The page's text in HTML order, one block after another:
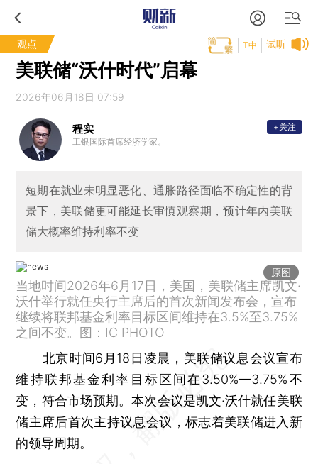
观点 试听
T中
美联储“沃什时代”启幕
2026年06月18日 07:59
程实
工银国际首席经济学家。
+关注
短期在就业未明显恶化、通胀路径面临不确定性的背
景下，美联储更可能延长审慎观察期，预计年内美联
储大概率维持利率不变
原图
当地时间2026年6月17日，美国，美联储主席凯文·
沃什举行就任央行主席后的首次新闻发布会，宣布
继续将联邦基金利率目标区间维持在3.5%至3.75%
之间不变。图：IC PHOTO
北京时间6月18日凌晨，美联储议息会议宣布
维持联邦基金利率目标区间在3.50%—3.75%不
变，符合市场预期。本次会议是凯文·沃什就任美联
储主席后首次主持议息会议，标志着美联储进入新
的领导周期。